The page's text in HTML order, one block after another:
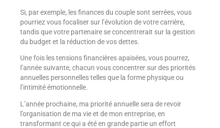
Si, par exemple, les finances du couple sont serrées, vous
pourriez vous focaliser sur l’évolution de votre carrière,
tandis que votre partenaire se concentrerait sur la gestion
du budget et la réduction de vos dettes.
Une fois les tensions financières apaisées, vous pourrez,
l’année suivante, chacun vous concentrer sur des priorités
annuelles personnelles telles que la forme physique ou
l’intimité émotionnelle.
L’année prochaine, ma priorité annuelle sera de revoir
l’organisation de ma vie et de mon entreprise, en
transformant ce qui a été en grande partie un effort